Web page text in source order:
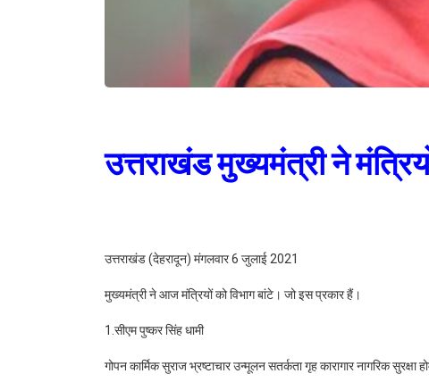
उत्तराखंड मुख्यमंत्री ने
उत्तराखंड (देहरादून) मंगलवार 6 जुलाई 2021
मुख्यमंत्री ने आज मंत्रियों को विभाग बांटे। जो इस प्रकार हैं।
1.सीएम पुष्कर सिंह धामी
गोपन कार्मिक सुराज भ्रष्टाचार उन्मूलन सतर्कता गृह कारागार नागरिक